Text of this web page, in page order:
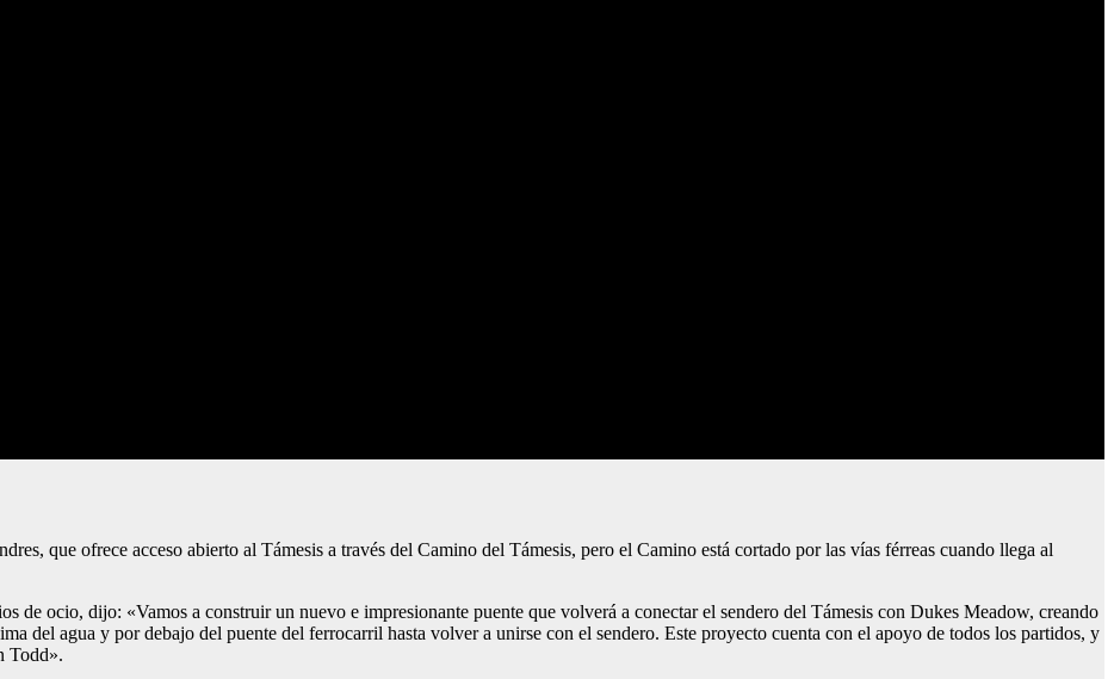
que ofrece acceso abierto al Támesis a través del Camino del Támesis, pero el Camino está cortado por las vías férreas cuando llega al
de ocio, dijo: «Vamos a construir un nuevo e impresionante puente que volverá a conectar el sendero del Támesis con Dukes Meadow, creando
del agua y por debajo del puente del ferrocarril hasta volver a unirse con el sendero. Este proyecto cuenta con el apoyo de todos los partidos, y
Todd».